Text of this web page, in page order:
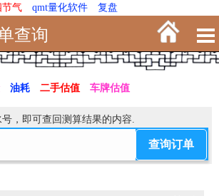
节气 qmt量化软件 复盘
查询
油耗 二手估值 车牌估值
，即可查回测算结果的内容.